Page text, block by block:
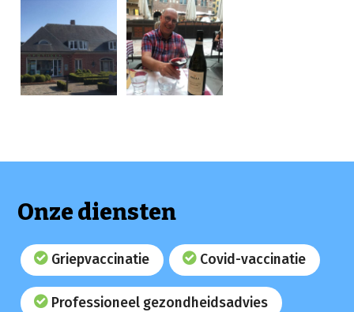
Onze diensten
Griepvaccinatie Covid-vaccinatie
Professioneel gezondheidsadvies